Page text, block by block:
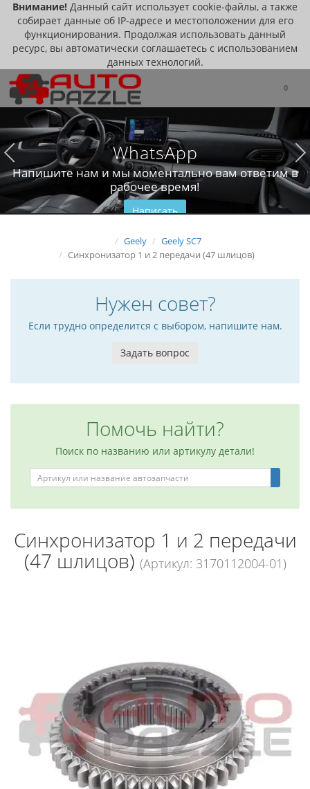
Внимание! Данный сайт использует cookie-файлы, а также
собирает данные об IP-адресе и местоположении для его
функционирования. Продолжая использовать данный
ресурс, вы автоматически соглашаетесь с использованием
данных технологий.
0
WhatsApp
Напишите нам и мы моментально вам ответим в
рабочее время!
Написать
Geely
Geely SC7
Синхронизатор 1 и 2 передачи (47 шлицов)
Нужен совет?
Если трудно определится с выбором, напишите нам.
Задать вопрос
Помочь найти?
Поиск по названию или артикулу детали!
Синхронизатор 1 и 2 передачи
(47 шлицов) (Артикул: 3170112004-01)